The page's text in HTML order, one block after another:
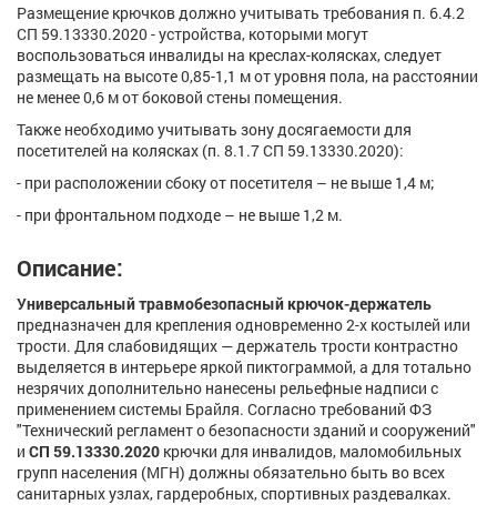
Размещение крючков должно учитывать требования п. 6.4.2
СП 59.13330.2020 - устройства, которыми могут
воспользоваться инвалиды на креслах-колясках, следует
размещать на высоте 0,85-1,1 м от уровня пола, на расстоянии
не менее 0,6 м от боковой стены помещения.
Также необходимо учитывать зону досягаемости для
посетителей на колясках (п. 8.1.7 СП 59.13330.2020):
- при расположении сбоку от посетителя – не выше 1,4 м;
- при фронтальном подходе – не выше 1,2 м.
Описание:
Универсальный травмобезопасный крючок-держатель
предназначен для крепления одновременно 2-х костылей или
трости. Для слабовидящих — держатель трости контрастно
выделяется в интерьере яркой пиктограммой, а для тотально
незрячих дополнительно нанесены рельефные надписи с
применением системы Брайля. Согласно требований ФЗ
"Технический регламент о безопасности зданий и сооружений"
и СП 59.13330.2020 крючки для инвалидов, маломобильных
групп населения (МГН) должны обязательно быть во всех
санитарных узлах, гардеробных, спортивных раздевалках.